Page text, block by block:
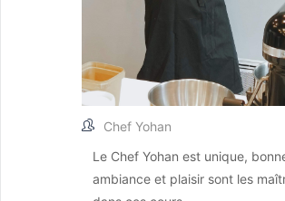
Chef Yohan
Le Chef Yohan est unique,
ambiance et plaisir sont les